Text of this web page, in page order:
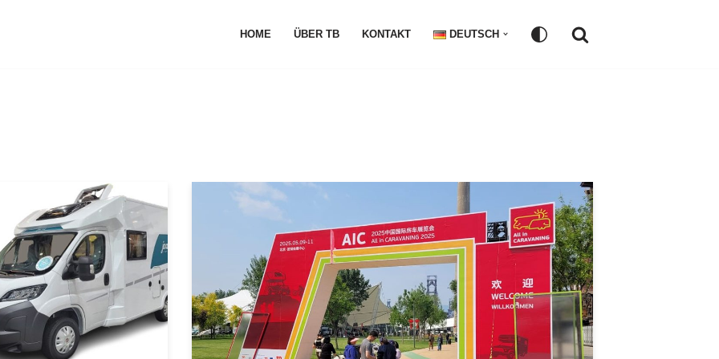
HOME ÜBER TB KONTAKT DEUTSCH